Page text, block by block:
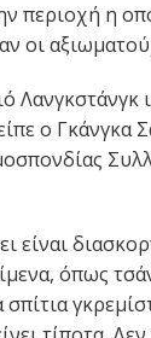
περιοχή η
οι
Λανγκστάνγκ
ο Γκάνγκα
είναι
όπως